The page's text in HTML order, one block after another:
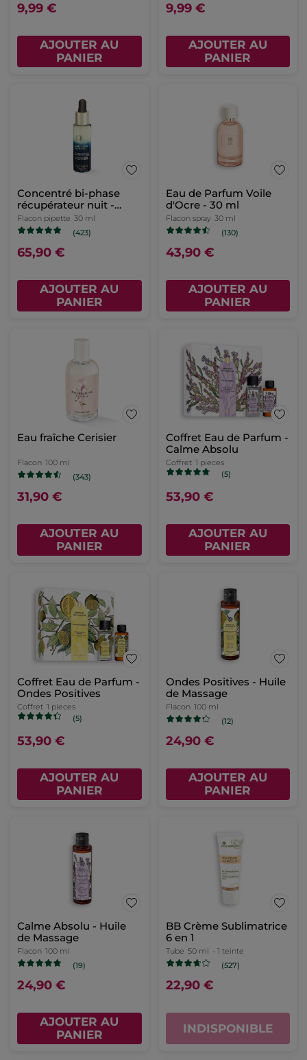
9,99 €
AJOUTER AU
PANIER
9,99 €
AJOUTER AU
PANIER
Concentré bi-phase
récupérateur nuit -
Anti-Âge Global
Flacon pipette 30 ml
(423)
65,90 €
AJOUTER AU
PANIER
Eau de Parfum Voile
d'Ocre - 30 ml
Flacon spray 30 ml
(130)
43,90 €
AJOUTER AU
PANIER
Eau fraîche Cerisier
Flacon 100 ml
(343)
31,90 €
AJOUTER AU
PANIER
Coffret Eau de Parfum -
Calme Absolu
Coffret 1 pieces
(5)
53,90 €
AJOUTER AU
PANIER
Coffret Eau de Parfum -
Ondes Positives
Coffret 1 pieces
(5)
53,90 €
AJOUTER AU
PANIER
Ondes Positives - Huile
de Massage
Flacon 100 ml
(12)
24,90 €
AJOUTER AU
PANIER
Calme Absolu - Huile
de Massage
Flacon 100 ml
(19)
24,90 €
AJOUTER AU
PANIER
BB Crème Sublimatrice
6 en 1
Tube 50 ml - 1 teinte
(527)
22,90 €
INDISPONIBLE